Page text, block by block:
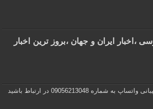
،اخبار ایران و جهان ،بروز ترین اخبار
شماره 09056213048 در ارتباط باشید